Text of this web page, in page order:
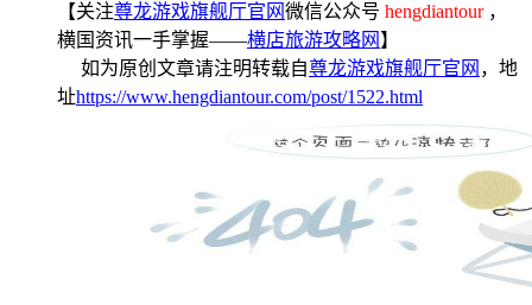
【关注尊龙游戏旗舰厅官网微信公众号 hengdiantour，
横国资讯一手掌握——横店旅游攻略网 】
如为原创文章请注明转载自尊龙游戏旗舰厅官网 ，地
址https://www.hengdiantour.com/post/1522.html